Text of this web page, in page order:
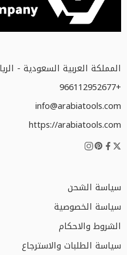
المملكة العربية السعودية -
+966112952677
info@arabiatools.com
https://arabiatools.com
سياسة الشحن
سياسة الخصوصية
الشروط والاحكام
سياسة الطلبات والاسترجاع